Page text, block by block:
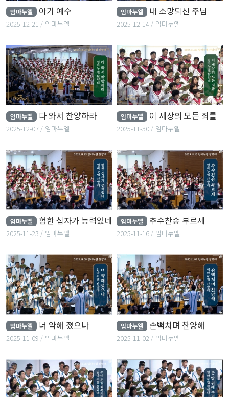
임마누엘 아기 예수
2025-12-21 임마누엘
임마누엘 내 소망되신 주님
2025-12-14 임마누엘
임마누엘 다 와서 찬양하라
2025-12-07 임마누엘
임마누엘 이 세상의 모든 죄를
2025-11-30 임마누엘
임마누엘 험한 십자가 능력있네
2025-11-23 임마누엘
임마누엘 추수찬송 부르세
2025-11-16 임마누엘
임마누엘 너 약해 졌으나
2025-11-09 임마누엘
임마누엘 손뼉치며 찬양해
2025-11-02 임마누엘